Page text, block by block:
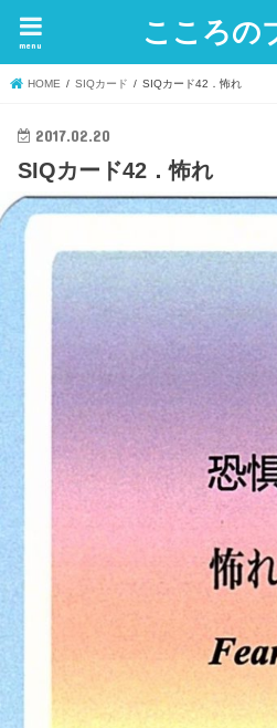
こころの
menu
HOME SIQカード SIQカード42．怖れ
2017.02.20
SIQカード42．怖れ